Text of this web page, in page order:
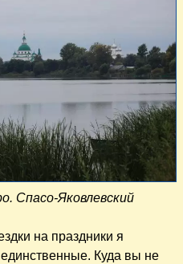
Спасо-Яковлевский
на праздники я
Куда вы не